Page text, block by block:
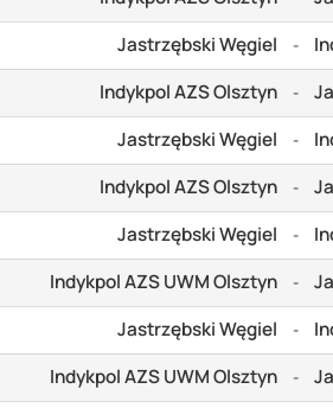
Jastrzębski Węgiel -
Indykpol AZS Olsztyn -
Jastrzębski Węgiel -
Indykpol AZS Olsztyn -
Jastrzębski Węgiel -
Indykpol AZS UWM Olsztyn -
Jastrzębski Węgiel -
Indykpol AZS UWM Olsztyn -